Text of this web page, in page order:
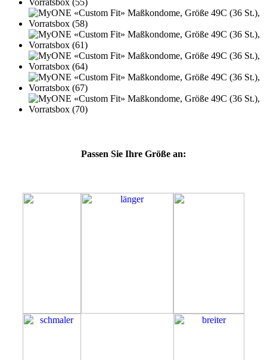
Passen Sie Ihre Größe an: